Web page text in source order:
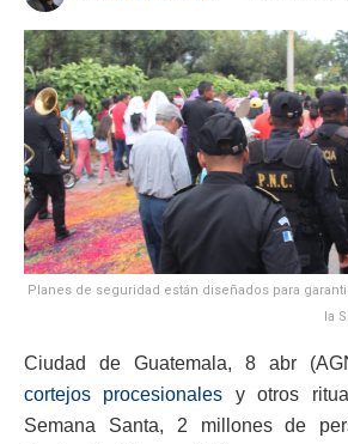
Planes de seguridad están diseñados para
la
Ciudad de Guatemala, 8 abr
cortejos procesionales y otros
Semana Santa, 2 millones de